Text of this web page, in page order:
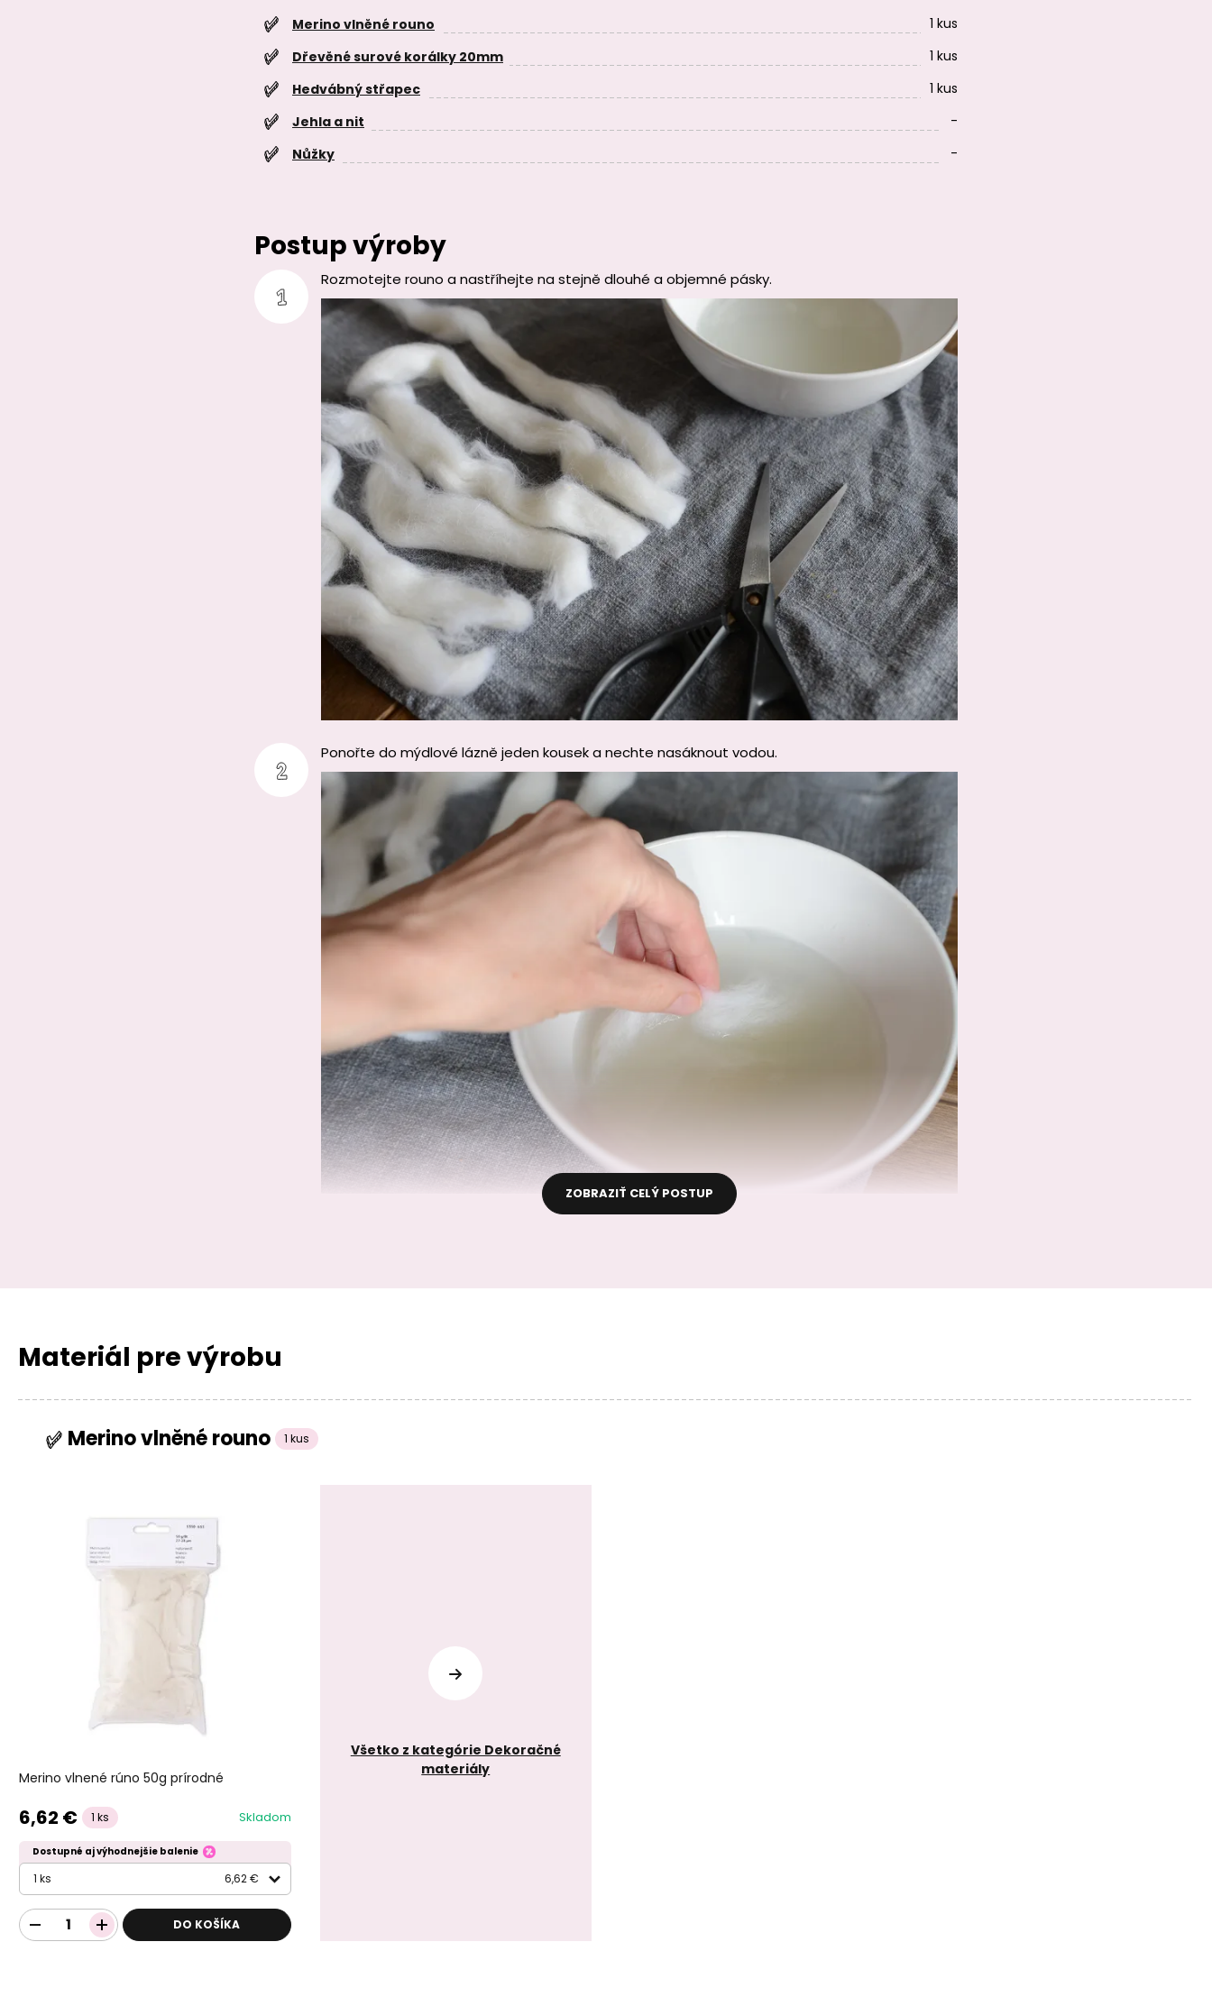
Merino vlněné rouno
1 kus
Dřevěné surové korálky 20mm
1 kus
Hedvábný střapec
1 kus
Jehla a nit
-
Nůžky
-
Postup výroby
Rozmotejte rouno a nastříhejte na stejně dlouhé a objemné pásky.
Ponořte do mýdlové lázně jeden kousek a nechte nasáknout vodou.
ZOBRAZIŤ CELÝ POSTUP
Materiál pre výrobu
Merino vlněné rouno 1 kus
Merino vlnené rúno 50g prírodné
6,62 € 1 ks Skladom
Dostupné aj výhodnejšie balenie
1 ks 6,62 €
DO KOŠÍKA
Všetko z kategórie Dekoračné
materiály